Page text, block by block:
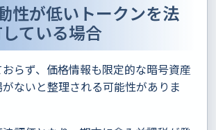
性が低いトークンを法
ている場合
らず、価格情報も限定的な暗号資産
ないと整理される可能性がありま